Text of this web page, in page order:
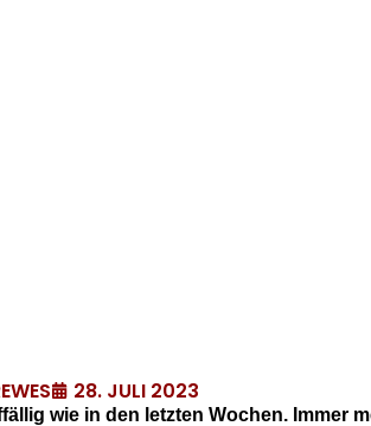
28. JULI 2023
wie in den letzten Wochen. Immer